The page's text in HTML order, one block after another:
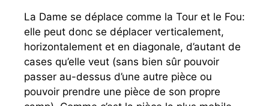
La Dame se déplace comme la Tour et le Fou:
elle peut donc se déplacer verticalement,
horizontalement et en diagonale, d’autant de
cases qu’elle veut (sans bien sûr pouvoir
passer au-dessus d’une autre pièce ou
pouvoir prendre une pièce de son propre